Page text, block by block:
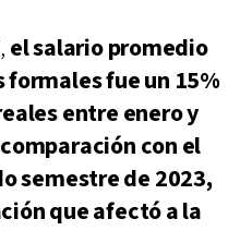
el salario promedio
fue un 15%
entre enero y
con el
semestre de 2023,
que afectó a la